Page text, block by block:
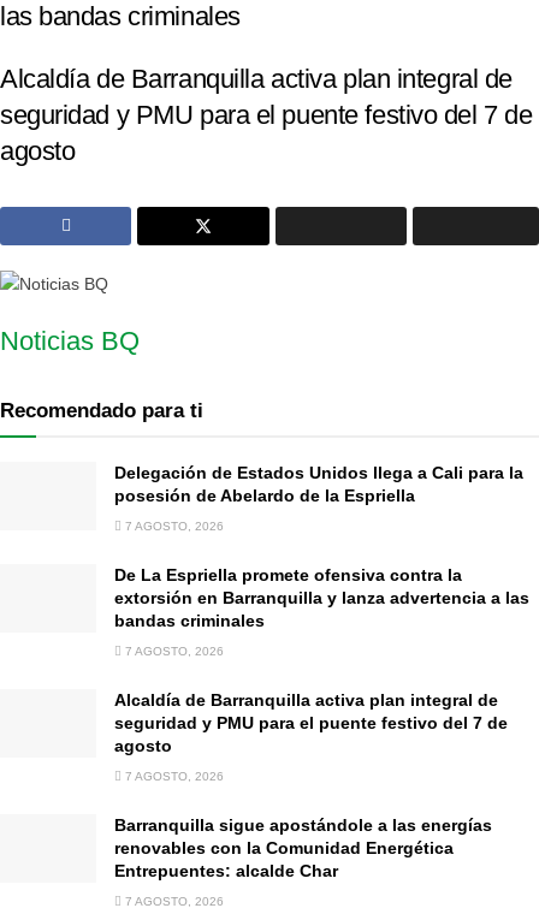
las bandas criminales
Alcaldía de Barranquilla activa plan integral de
seguridad y PMU para el puente festivo del 7 de
agosto
Noticias BQ
Recomendado para ti
Delegación de Estados Unidos llega a Cali para la
posesión de Abelardo de la Espriella
7 AGOSTO, 2026
De La Espriella promete ofensiva contra la
extorsión en Barranquilla y lanza advertencia a las
bandas criminales
7 AGOSTO, 2026
Alcaldía de Barranquilla activa plan integral de
seguridad y PMU para el puente festivo del 7 de
agosto
7 AGOSTO, 2026
Barranquilla sigue apostándole a las energías
renovables con la Comunidad Energética
Entrepuentes: alcalde Char
7 AGOSTO, 2026